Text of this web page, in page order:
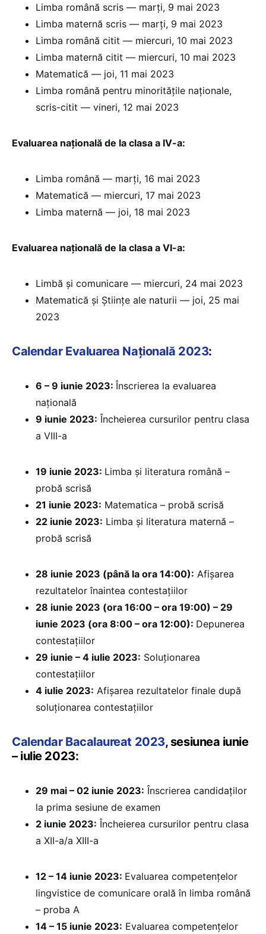
Limba română scris — marți, 9 mai 2023
Limba maternă scris — marți, 9 mai 2023
Limba română citit — miercuri, 10 mai 2023
Limba maternă citit — miercuri, 10 mai 2023
Matematică — joi, 11 mai 2023
Limba română pentru minoritățile naționale,
scris-citit — vineri, 12 mai 2023
Evaluarea națională de la clasa a IV-a:
Limba română — marți, 16 mai 2023
Matematică — miercuri, 17 mai 2023
Limba maternă — joi, 18 mai 2023
Evaluarea națională de la clasa a VI-a:
Limbă și comunicare — miercuri, 24 mai 2023
Matematică și Științe ale naturii — joi, 25 mai
2023
Calendar Evaluarea Națională 2023:
6 – 9 iunie 2023: Înscrierea la evaluarea
națională
9 iunie 2023: Încheierea cursurilor pentru clasa
a VIII-a
19 iunie 2023: Limba și literatura română –
probă scrisă
21 iunie 2023: Matematica – probă scrisă
22 iunie 2023: Limba și literatura maternă –
probă scrisă
28 iunie 2023 (până la ora 14:00): Afișarea
rezultatelor înaintea contestațiilor
28 iunie 2023 (ora 16:00 – ora 19:00) – 29
iunie 2023 (ora 8:00 – ora 12:00): Depunerea
contestațiilor
29 iunie – 4 iulie 2023: Soluționarea
contestațiilor
4 iulie 2023: Afișarea rezultatelor finale după
soluționarea contestațiilor
Calendar Bacalaureat 2023, sesiunea iunie
– iulie 2023:
29 mai – 02 iunie 2023: Înscrierea candidaților
la prima sesiune de examen
2 iunie 2023: Încheierea cursurilor pentru clasa
a XII-a/a XIII-a
12 – 14 iunie 2023: Evaluarea competențelor
lingvistice de comunicare orală în limba română
– proba A
14 – 15 iunie 2023: Evaluarea competențelor